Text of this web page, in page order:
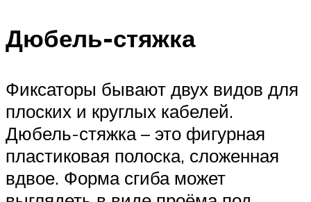
Дюбель-стяжка
Фиксаторы бывают двух видов для
плоских и круглых кабелей.
Дюбель-стяжка – это фигурная
пластиковая полоска, сложенная
вдвое. Форма сгиба может